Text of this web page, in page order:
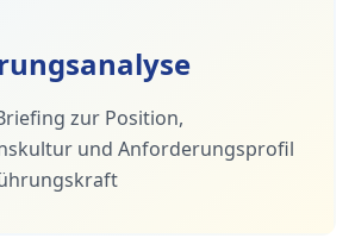
zur Position,
und Anforderungsprofil